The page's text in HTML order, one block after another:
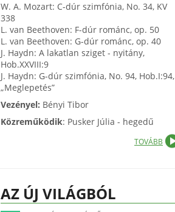
W. A. Mozart: C-dúr szimfónia, No. 34, KV
338
L. van Beethoven: F-dúr románc, op. 50
L. van Beethoven: G-dúr románc, op. 40
J. Haydn: A lakatlan sziget - nyitány,
Hob.XXVIII:9
J. Haydn: G-dúr szimfónia, No. 94, Hob.I:94,
„Meglepetés”
Vezényel: Bényi Tibor
Közreműködik: Pusker Júlia - hegedű
TOVÁBB
AZ ÚJ VILÁGBÓL